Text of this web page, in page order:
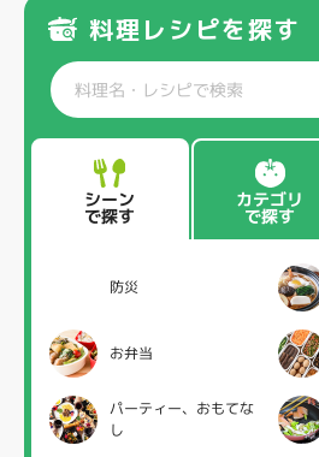
料理レシピを探す
シーン
で探す
カテゴリ
で探す
防災
お弁当
パーティー、おもてな
し